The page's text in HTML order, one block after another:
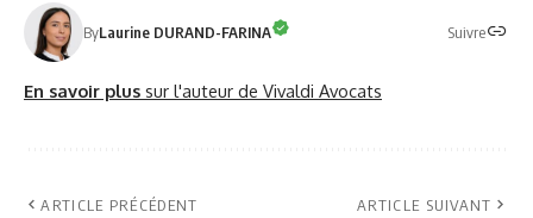
ByLaurine DURAND-FARINA Suivre
En savoir plus sur l'auteur de Vivaldi Avocats
ARTICLE PRÉCÉDENT ARTICLE SUIVANT